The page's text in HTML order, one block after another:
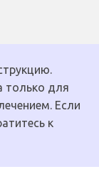
только для
Если
к